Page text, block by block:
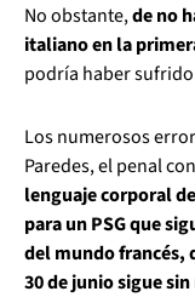
No obstante,de no
italiano en la
podría haber
Los numerosos
Paredes, el penal
lenguaje corporal
para un PSG que
del mundo francés,
30 de junio sigue